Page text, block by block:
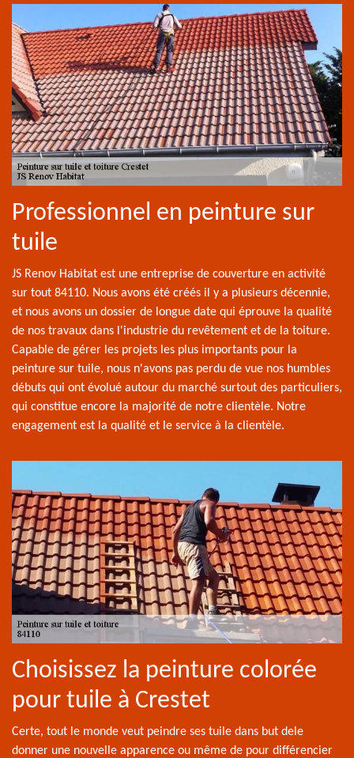
Professionnel en peinture sur
tuile
JS Renov Habitat est une entreprise de couverture en activité
sur tout 84110. Nous avons été créés il y a plusieurs décennie,
et nous avons un dossier de longue date qui éprouve la qualité
de nos travaux dans l'industrie du revêtement et de la toiture.
Capable de gérer les projets les plus importants pour la
peinture sur tuile, nous n'avons pas perdu de vue nos humbles
débuts qui ont évolué autour du marché surtout des particuliers,
qui constitue encore la majorité de notre clientèle. Notre
engagement est la qualité et le service à la clientèle.
Choisissez la peinture colorée
pour tuile à Crestet
Certe, tout le monde veut peindre ses tuile dans but dele
donner une nouvelle apparence ou même de pour différencier